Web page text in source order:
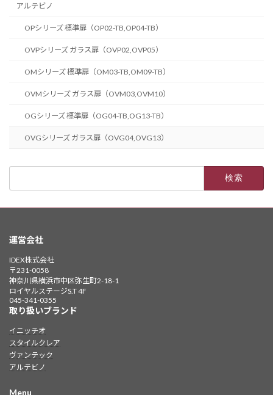
アルテビノ
OPシリーズ 標準扉（OP02-TB,OP04-TB）
OVPシリーズ ガラス扉（OVP02,OVP05）
OMシリーズ 標準扉（OM03-TB,OM09-TB）
OVMシリーズ ガラス扉（OVM03,OVM10）
OGシリーズ 標準扉（OG04-TB,OG13-TB）
OVGシリーズ ガラス扉（OVG04,OVG13）
運営会社
IDEX株式会社
〒231-0058
神奈川県横浜市中区弥生町2-18-1
ロイヤルステージS.T 4F
045-341-0355
取り扱いブランド
イニッチオ
スタイルクレア
ヴァンテック
アルテビノ
Menu